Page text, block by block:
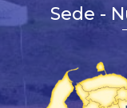
Sede -